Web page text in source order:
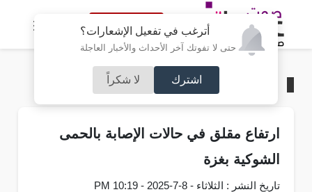
أترغب في تفعيل الإشعارات؟
حتى لا تفوتك آخر الأحداث والأخبار العاجلة
اشترك لا شكراً
النسخة الكاملة
فلسطين
ارتفاع مقلق في حالات الإصابة بالحمى
الشوكية بغزة
تاريخ النشر : الثلاثاء - 8-7-2025 - 10:19 PM